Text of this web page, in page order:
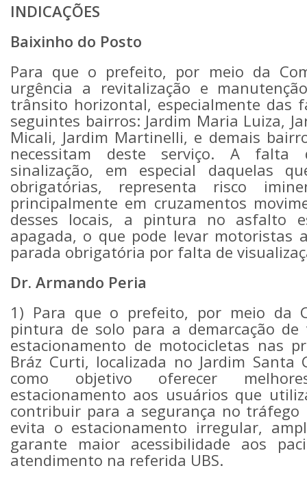
INDICAÇÕES
Baixinho do Posto
Para que o prefeito, por meio da
urgência a revitalização e
trânsito horizontal, especialmente das
seguintes bairros: Jardim Maria Luiza,
Micali, Jardim Martinelli, e demais
necessitam deste serviço. A falta
sinalização, em especial daquelas
obrigatórias, representa risco
principalmente em cruzamentos
desses locais, a pintura no asfalto
apagada, o que pode levar motoristas
parada obrigatória por falta de
Dr. Armando Peria
1) Para que o prefeito, por meio da
pintura de solo para a demarcação de
estacionamento de motocicletas nas
Bráz Curti, localizada no Jardim Santa
como objetivo oferecer
estacionamento aos usuários que
contribuir para a segurança no tráfego
evita o estacionamento irregular,
garante maior acessibilidade aos
atendimento na referida UBS.